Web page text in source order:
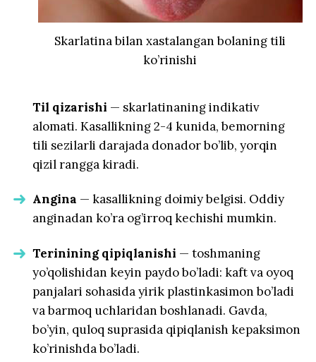
Skarlatina bilan xastalangan bolaning tili
ko’rinishi
Til qizarishi — skarlatinaning indikativ
alomati. Kasallikning 2-4 kunida, bemorning
tili sezilarli darajada donador bo’lib, yorqin
qizil rangga kiradi.
Angina — kasallikning doimiy belgisi. Oddiy
anginadan ko’ra og’irroq kechishi mumkin.
Terinining qipiqlanishi — toshmaning
yo’qolishidan keyin paydo bo’ladi: kaft va oyoq
panjalari sohasida yirik plastinkasimon bo’ladi
va barmoq uchlaridan boshlanadi. Gavda,
bo’yin, quloq suprasida qipiqlanish kepaksimon
ko’rinishda bo’ladi.